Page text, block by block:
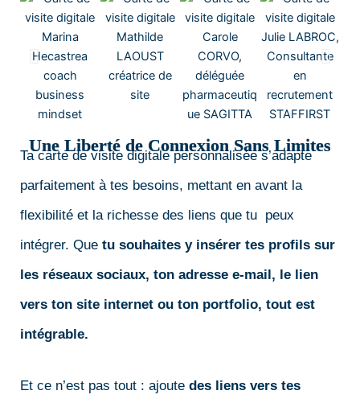
Une Liberté de Connexion Sans Limites
Ta carte de visite digitale personnalisée s’adapte
parfaitement à tes besoins, mettant en avant la
flexibilité et la richesse des liens que tu peux
intégrer. Que tu souhaites y insérer tes profils sur
les réseaux sociaux, ton adresse e-mail, le lien
vers ton site internet ou ton portfolio, tout est
intégrable.
Et ce n’est pas tout : ajoute des liens vers tes